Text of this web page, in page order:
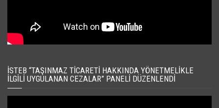
İSTEB “TAŞINMAZ TICARETI HAKKINDA YÖNETMELIKLE
İLGILI UYGULANAN CEZALAR” PANELI DÜZENLENDI